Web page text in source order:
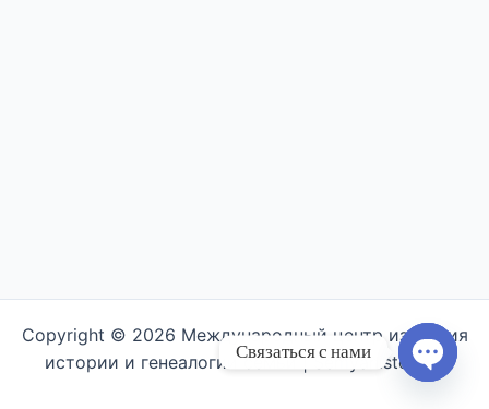
Copyright © 2026 Международный центр изучения
истории и генеалогии семьи | Semyahistory.ru
Связаться с нами